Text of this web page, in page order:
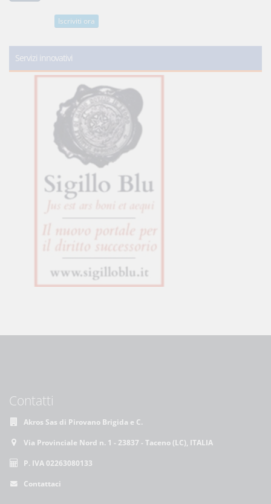
Iscriviti ora
Servizi innovativi
Contatti
Akros Sas di Pirovano Brigida e C.
Via Provinciale Nord n. 1 - 23837 - Taceno (LC), ITALIA
P. IVA 02263080133
Contattaci